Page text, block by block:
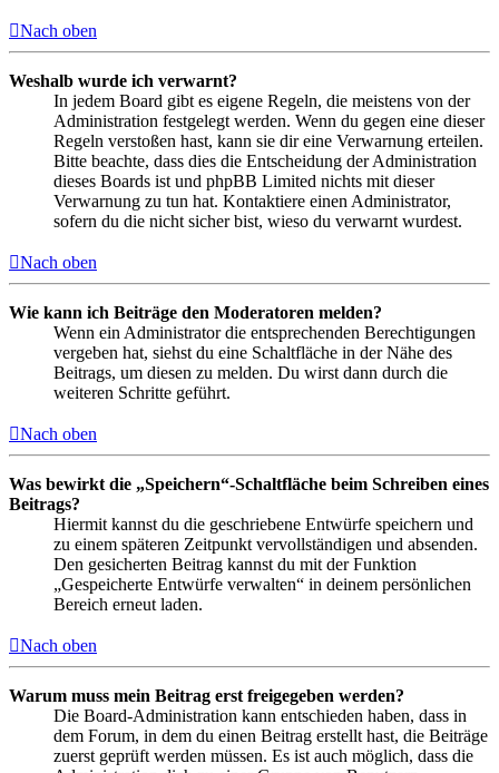
Nach oben
Weshalb wurde ich verwarnt?
In jedem Board gibt es eigene Regeln, die meistens von der
Administration festgelegt werden. Wenn du gegen eine dieser
Regeln verstoßen hast, kann sie dir eine Verwarnung erteilen.
Bitte beachte, dass dies die Entscheidung der Administration
dieses Boards ist und phpBB Limited nichts mit dieser
Verwarnung zu tun hat. Kontaktiere einen Administrator,
sofern du die nicht sicher bist, wieso du verwarnt wurdest.
Nach oben
Wie kann ich Beiträge den Moderatoren melden?
Wenn ein Administrator die entsprechenden Berechtigungen
vergeben hat, siehst du eine Schaltfläche in der Nähe des
Beitrags, um diesen zu melden. Du wirst dann durch die
weiteren Schritte geführt.
Nach oben
Was bewirkt die „Speichern“-Schaltfläche beim Schreiben eines
Beitrags?
Hiermit kannst du die geschriebene Entwürfe speichern und
zu einem späteren Zeitpunkt vervollständigen und absenden.
Den gesicherten Beitrag kannst du mit der Funktion
„Gespeicherte Entwürfe verwalten“ in deinem persönlichen
Bereich erneut laden.
Nach oben
Warum muss mein Beitrag erst freigegeben werden?
Die Board-Administration kann entschieden haben, dass in
dem Forum, in dem du einen Beitrag erstellt hast, die Beiträge
zuerst geprüft werden müssen. Es ist auch möglich, dass die